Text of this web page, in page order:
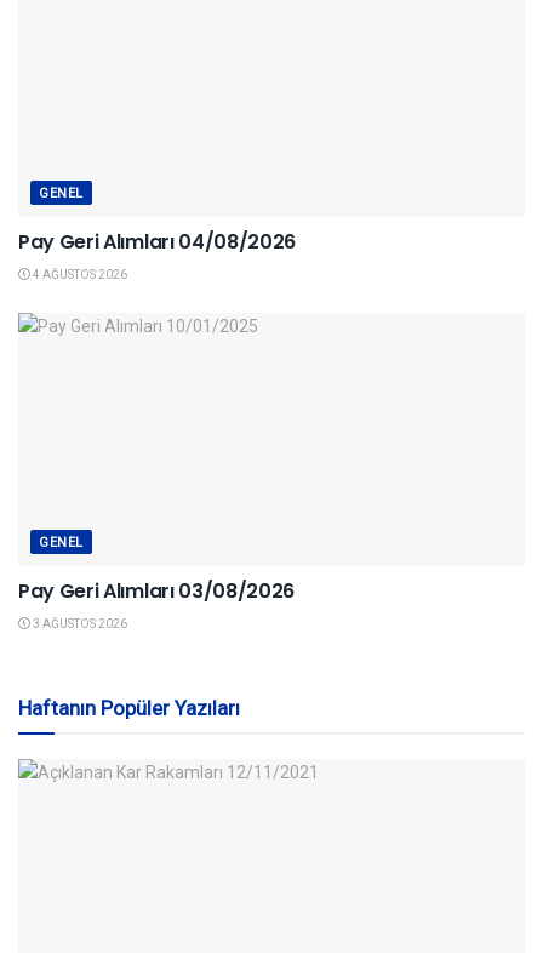
GENEL
Pay Geri Alımları 04/08/2026
4 AĞUSTOS 2026
GENEL
Pay Geri Alımları 03/08/2026
3 AĞUSTOS 2026
Haftanın Popüler Yazıları